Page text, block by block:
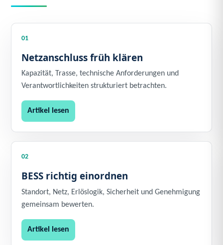
01
Netzanschluss früh klären
Kapazität, Trasse, technische Anforderungen und
Verantwortlichkeiten strukturiert betrachten.
Artikel lesen
02
BESS richtig einordnen
Standort, Netz, Erlöslogik, Sicherheit und Genehmigung
gemeinsam bewerten.
Artikel lesen